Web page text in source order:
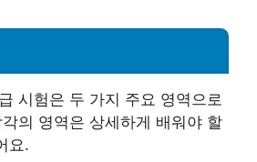
시험은 두 가지 주요 영역으로
의 영역은 상세하게 배워야 할
요.